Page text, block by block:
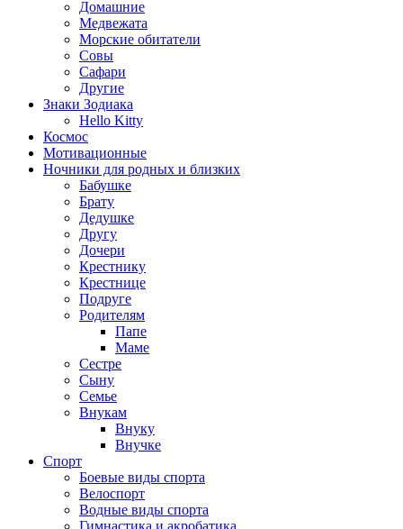
Домашние
Медвежата
Морские обитатели
Совы
Сафари
Другие
Знаки Зодиака
Hello Kitty
Космос
Мотивационные
Ночники для родных и близких
Бабушке
Брату
Дедушке
Другу
Дочери
Крестнику
Крестнице
Подруге
Родителям
Папе
Маме
Сестре
Сыну
Семье
Внукам
Внуку
Внучке
Спорт
Боевые виды спорта
Велоспорт
Водные виды спорта
Гимнастика и акробатика